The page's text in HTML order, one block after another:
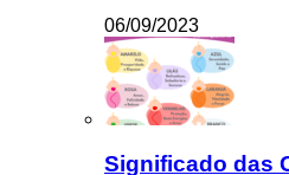
06/09/2023
Significado das